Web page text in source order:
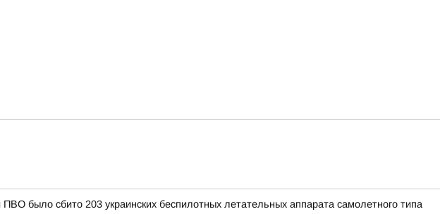
было сбито 203 украинских беспилотных летательных аппарата самолетного типа